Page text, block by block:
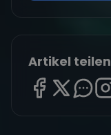
Artikel teilen